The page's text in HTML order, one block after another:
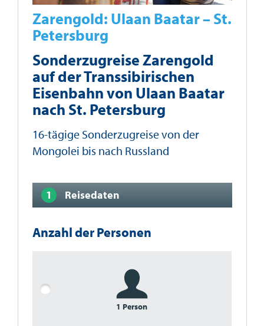
Zarengold: Ulaan Baatar – St.
Petersburg
Sonderzugreise Zarengold
auf der Transsibirischen
Eisenbahn von Ulaan Baatar
nach St. Petersburg
16-tägige Sonderzugreise von der
Mongolei bis nach Russland
Reisedaten
Anzahl der Personen
1 Person